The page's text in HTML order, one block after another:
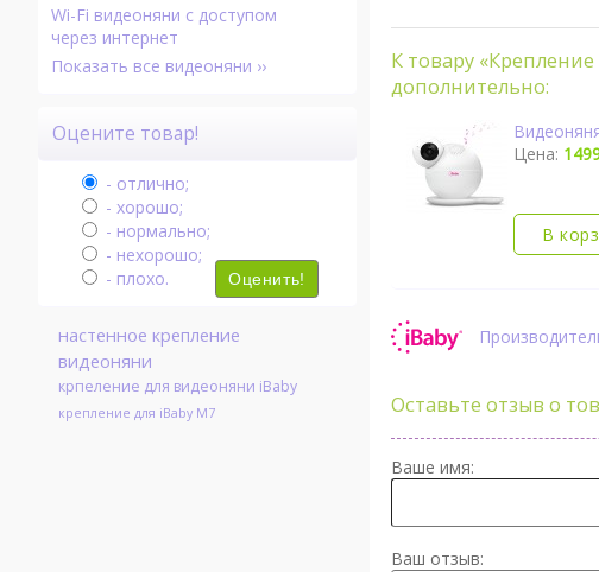
К товару
дополнительно:
Цена:
В
Оставьте отзыв о
Ваше имя:
Ваш отзыв:
Wi-Fi видеоняни с доступом
через интернет
Показать все видеоняни ››
Оцените товар!
- отлично;
- хорошо;
- нормально;
- нехорошо;
- плохо.
Оценить!
настенное крепление
видеоняни
крпеление для видеоняни iBaby
крепление для iBaby M7